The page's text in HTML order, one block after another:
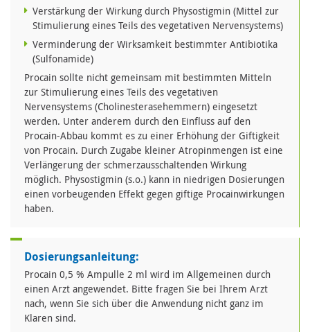
Verstärkung der Wirkung durch Physostigmin (Mittel zur
Stimulierung eines Teils des vegetativen Nervensystems)
Verminderung der Wirksamkeit bestimmter Antibiotika
(Sulfonamide)
Procain sollte nicht gemeinsam mit bestimmten Mitteln
zur Stimulierung eines Teils des vegetativen
Nervensystems (Cholinesterasehemmern) eingesetzt
werden. Unter anderem durch den Einfluss auf den
Procain-Abbau kommt es zu einer Erhöhung der Giftigkeit
von Procain. Durch Zugabe kleiner Atropinmengen ist eine
Verlängerung der schmerzausschaltenden Wirkung
möglich. Physostigmin (s.o.) kann in niedrigen Dosierungen
einen vorbeugenden Effekt gegen giftige Procainwirkungen
haben.
Dosierungsanleitung:
Procain 0,5 % Ampulle 2 ml wird im Allgemeinen durch
einen Arzt angewendet. Bitte fragen Sie bei Ihrem Arzt
nach, wenn Sie sich über die Anwendung nicht ganz im
Klaren sind.